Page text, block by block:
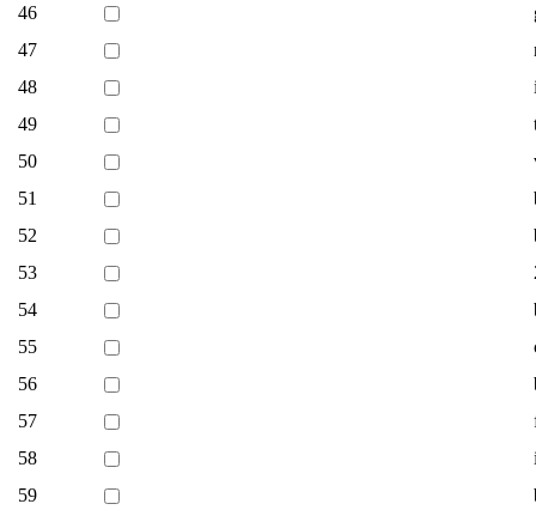
46
47
48
49
50
51
52
53
54
55
56
57
58
59